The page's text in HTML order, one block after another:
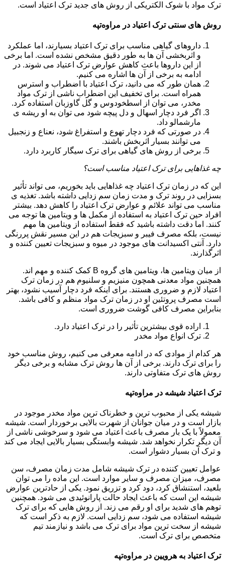
ترک مواد با شوک الکتریکی از روش های جدید ترک اعتیاد است.
روش های سنتی ترک اعتیاد در مراوه‌تپه
داروهای گیاهی مناسب برای ترک اعتیاد بسیارند، اما عملکرد
و اثربخشی آن ها به طور دقیق مشخص نشده است. اما برخی
از این داروها باعث کاهش عوارض ترک اعتیاد می شوند. در
ادامه به برخی از آن ها اشاره می کنیم.
همان طور که می دانید، ترک اعتیاد با اضطراب و استرس
همراه است. برای تخفیف این اضطراب ناشی از ترک مواد
مخدر، می توان از اسطخودوس و گل گاوزبان استفاده کرد.
اگر فرد دچار اسهال و دل پیچه شود می توان به او ریشه ی
مارشمالو داد.
در صورتی که فرد دچار تهوع و استفراغ شود، نعناع و زنجبیل
می توانند بسیار اثربخش باشند.
برخی از روش های گیاهی برای ترک سیگار کاربرد دارد.
چه غذاهایی برای ترک اعتیاد مناسب است؟
این که در زمان ترک اعتیاد چه غذاهایی باید بخوریم، می تواند تأثیر
بسزایی در روند ترک و مدت زمان سم زدایی داشته باشد. تغذیه ی
مناسب می تواند علائم و عوارض ترک اعتیاد را کاهش دهد. بیشتر
افراد حین ترک اعتیاد به استفاده از مکمل ها و ویتامین ها توجه می
کنند. اما دقت داشته باشید که فقط استفاده از ویتامین ها مهم
نیست، بلکه مصرف فیبر و سبزیجات هم در این مسیر نقش پررنگی
دارد. آنتی اکسیدانت های موجود در میوه و سبزیجات تعیین کننده و
اثرگذارند.
از میان ویتامین ها، ویتامین های گروه B کمک کننده و مهم اند.
همچنین مواد معدنی همچون منیزیم و سلنیوم هم در زمان ترک
اعتیاد لازم و ضروری هستند. برای اینکه فرد دچار آسیب نشود، بهتر
است مصرف پروتئین او در زمان ترک مواد منظم و کافی باشد.
بنابراین مصرف کافی گوشت ضروری است.
اراده قوی بیشترین تأثیر را در ترک اعتیاد دارد.
ترک انواع مواد مخدر
هر کدام از موادی که در ادامه معرفی می کنیم، روش مناسب خود
را برای ترک دارند. برخی از آن ها روش ترک مشابه و برخی دیگر
روش های ترک متفاوتی دارند.
ترک اعتیاد شیشه در مراوه‌تپه
شیشه یکی از محبوب ترین و خطرناک ترین مواد مخدر موجود در
بازار است و در میان جوانان از شهرت بالایی برخوردار است. شیشه
معمولاً با یک بار مصرف باعث اعتیاد می شود و سرخوشی ناشی از
آن دیگر تکرار نخواهد شد. شیشه وابستگی بسیار بالایی ایجاد می کند
و ترک آن بسیار دشوار است.
عوامل تعیین کننده در ترک شیشه شامل مدت زمان مصرف، سن
مصرف، میزان مصرف و سایر موارد است. این ماده را می توان
بلعید، استنشاق کرد، دود کرد و تزریق نمود. یکی از حادترین عوارض
شیشه این است که باعث ایجاد حالت پارانوئیدی می شود. همچنین
توهم های شدید برای او رقم می زند. از روش هایی که برای ترک
شیشه استفاده می شود، سم زدایی است. لازم به ذکر است که
شیشه از سخت ترین مواد برای ترک می باشد و نیازمند تیم
متخصص برای ترک است.
ترک اعتیاد به هرویین در مراوه‌تپه